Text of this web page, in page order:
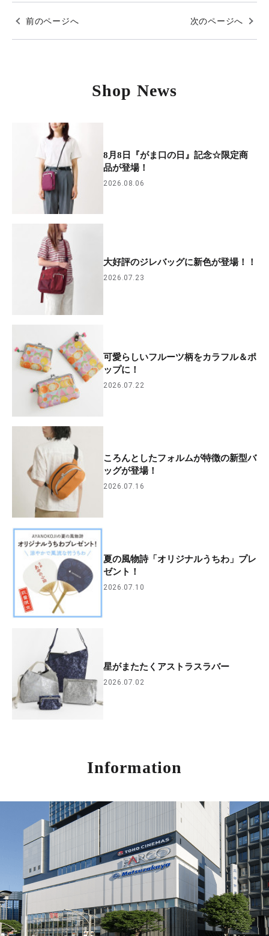
前のページへ 次のページへ
Shop News
8月8日『がま口の日』記念☆限定商
品が登場！
2026.08.06
大好評のジレバッグに新色が登場！！
2026.07.23
可愛らしいフルーツ柄をカラフル＆ポ
ップに！
2026.07.22
ころんとしたフォルムが特徴の新型バ
ッグが登場！
2026.07.16
夏の風物詩「オリジナルうちわ」プレ
ゼント！
2026.07.10
星がまたたくアストラスラバー
2026.07.02
Information